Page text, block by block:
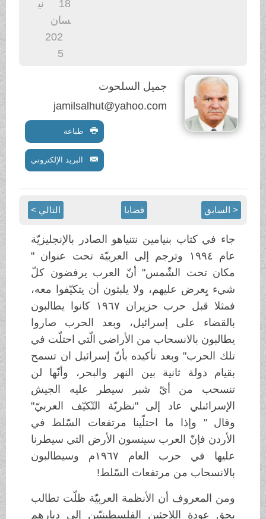
سان
202
جميل السلحوت
jamilsalhut@yahoo.com
طباعة
البريد الإلكتروني
< السابق قضايا التالي >
جاء في كتاب بنيامين نتنياهو الصادر بالإنجليزيّة
عام ١٩٩٤ وترجم إلى العربيّة تحت عنوان "
مكان تحت الشّمس" أنّ العرب يرفضون كلّ
شيء يِعرض عليهم، ولا يلبثون أن يتكيّفوا معه،
فمثلا قبل حرب حزيران ١٩٦٧ كانوا يطالبون
بالقضاء على إسرائيل، وبعد الحرب صاروا
يطالبون بالانسحاب من الأراضي الّتي احتلّت في
تلك الحرب" وبعد تأكيده بأنّ إسرائيل ان تسمح
بقيام دولة ثانية بين النهر والبحر، وأنّها لن
تنسحب من أيّ شبر سيطر عليه الجيش
الإسرائىلي عاد إلى "نظريّة التّكيّف العربيّ"
وقال " وإذا ما احتلّينا مرتفعات السّلط في
الأردن فإنّ العرب سينسون الأرض التي سيطرنا
عليها في حرب العام ١٩٦٧م وسيطالبون
بالانسحاب من مرتفعات السّلط!
ومن المعروف أن الأنظمة العربيّة ظلّت تطالب
بحق عودة اللاجئين الفلسطينيّين إلى ديارهم